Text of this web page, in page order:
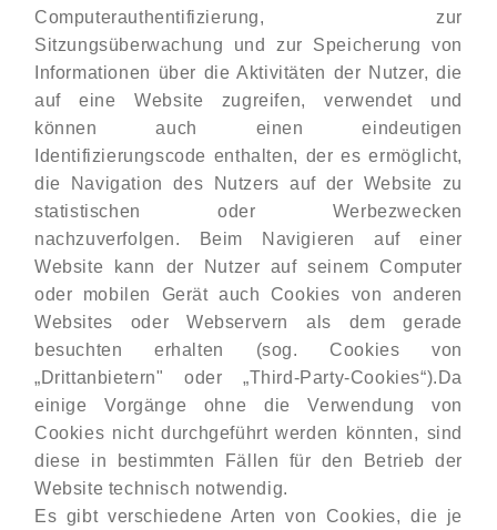
Computerauthentifizierung, zur
Sitzungsüberwachung und zur Speicherung von
Informationen über die Aktivitäten der Nutzer, die
auf eine Website zugreifen, verwendet und
können auch einen eindeutigen
Identifizierungscode enthalten, der es ermöglicht,
die Navigation des Nutzers auf der Website zu
statistischen oder Werbezwecken
nachzuverfolgen. Beim Navigieren auf einer
Website kann der Nutzer auf seinem Computer
oder mobilen Gerät auch Cookies von anderen
Websites oder Webservern als dem gerade
besuchten erhalten (sog. Cookies von
„Drittanbietern" oder „Third-Party-Cookies“).Da
einige Vorgänge ohne die Verwendung von
Cookies nicht durchgeführt werden könnten, sind
diese in bestimmten Fällen für den Betrieb der
Website technisch notwendig.
Es gibt verschiedene Arten von Cookies, die je